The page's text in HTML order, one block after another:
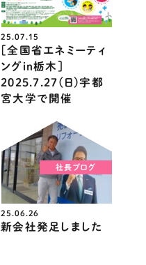
25.07.15
［全国省エネミーティ
ングin栃木］
2025.7.27(日)宇都
宮大学で開催
社長ブログ
25.06.26
新会社発足しました